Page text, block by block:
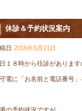
休診＆予約状況案内
日 2016年5月21日
１８時から往診がありま
電に「お名前と電話番号